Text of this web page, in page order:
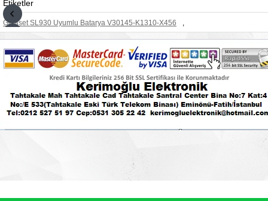
Etiketler
Gigaset SL930 Uyumlu Batarya V30145-K1310-X456 ,